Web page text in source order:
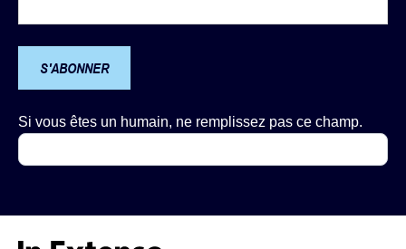
S'ABONNER
Si vous êtes un humain, ne remplissez pas ce champ.